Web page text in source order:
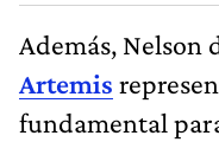
Además, Nelson
Artemis
fundamental